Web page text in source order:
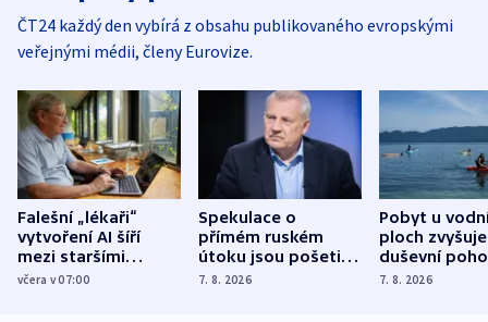
ČT24 každý den vybírá z obsahu publikovaného evropskými
veřejnými médii, členy Eurovize.
Falešní „lékaři“
vytvoření AI šíří
mezi staršími
Poláky nebezpečné
včera v 07:00
Spekulace o
přímém ruském
útoku jsou pošetilé,
míní estonský
7. 8. 2026
Pobyt u
ploch zvyšuje
duševní
ukázala
7. 8. 2026